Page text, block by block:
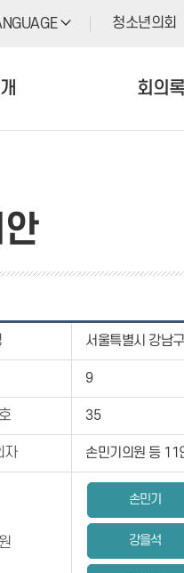
청소년의회
회의록
서울특별시 강남
9
35
자 손민기의원 등 11
손민기
강을석